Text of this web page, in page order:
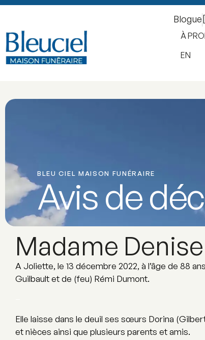
Blogue
À
EN
BLEU CIEL MAISON FUNÉRAIRE
Avis de
Madame
A Joliette, le 13 décembre 2022, à l’âge de 88
Guilbault et de (feu) Rémi Dumont.
Elle laisse dans le deuil ses sœurs Dorina
et nièces ainsi que plusieurs parents et amis.